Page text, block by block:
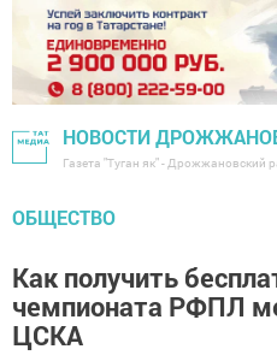
НОВОСТИ
Газета "Туган як" - Дрожжановский
ОБЩЕСТВО
Как получить
чемпионата РФПЛ
ЦСКА